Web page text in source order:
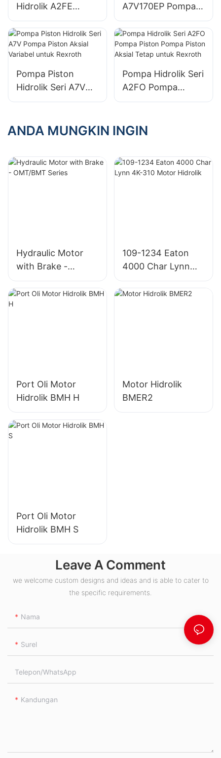
Hidrolik A2FE
90/61W Motor
Piston Aksial Tetap
untuk Bosch
Rexroth
A7V170EP Pompa
Hidrolik
Perpindahan
Variabel untuk
Rexroth
Pompa Piston
Hidrolik Seri A7V
Pompa Piston
untuk Rexroth
Pompa Hidrolik Seri
A2FO Pompa
Piston Pompa
untuk Rexroth
ANDA MUNGKIN INGIN
Hydraulic Motor
with Brake -
OMT/BMT Series
109-1234 Eaton
4000 Char Lynn
4K-310 Motor
Hidrolik
Port Oli Motor
Hidrolik BMH H
Motor Hidrolik
BMER2
Port Oli Motor
Hidrolik BMH S
Leave A Comment
we welcome custom designs and ideas and is able to cater to
the specific requirements.
Nama
Surel
Telepon/WhatsApp
Kandungan